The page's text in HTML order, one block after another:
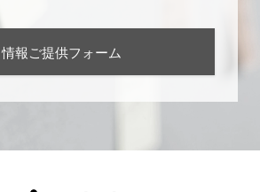
情報ご提供フォーム